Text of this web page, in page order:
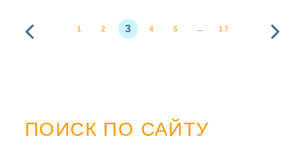
1 2 3 4 5 … 17
ПОИСК ПО САЙТУ